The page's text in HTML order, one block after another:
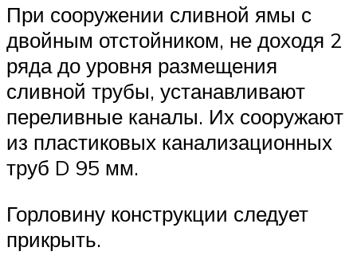
При сооружении сливной ямы с
двойным отстойником, не доходя 2
ряда до уровня размещения
сливной трубы, устанавливают
переливные каналы. Их сооружают
из пластиковых канализационных
труб D 95 мм.
Горловину конструкции следует
прикрыть.